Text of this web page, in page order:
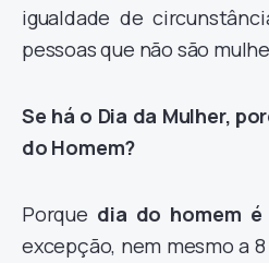
igualdade de
pessoas que não são
Se há o Dia da Mulher,
do Homem?
Porque dia do homem
excepção, nem mesmo a